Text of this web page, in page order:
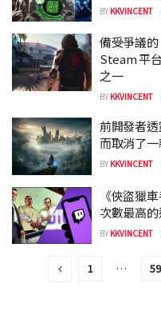
BY KKVINCENT
備受爭議
Steam 平
之一
BY KKVINCENT
前開發者
而取消了
BY KKVINCENT
《俠盜獵
次數最高
BY KKVINCENT
1 … 59